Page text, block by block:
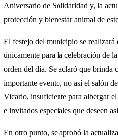
Aniversario de Solidaridad y, la
protección y bienestar animal de
El festejo del municipio se realizará
únicamente para la celebración de
orden del día. Se aclaró que brinda
importante evento, no así el salón
Vicario, insuficiente para albergar
e invitados especiales que deseen
En otro punto, se aprobó la